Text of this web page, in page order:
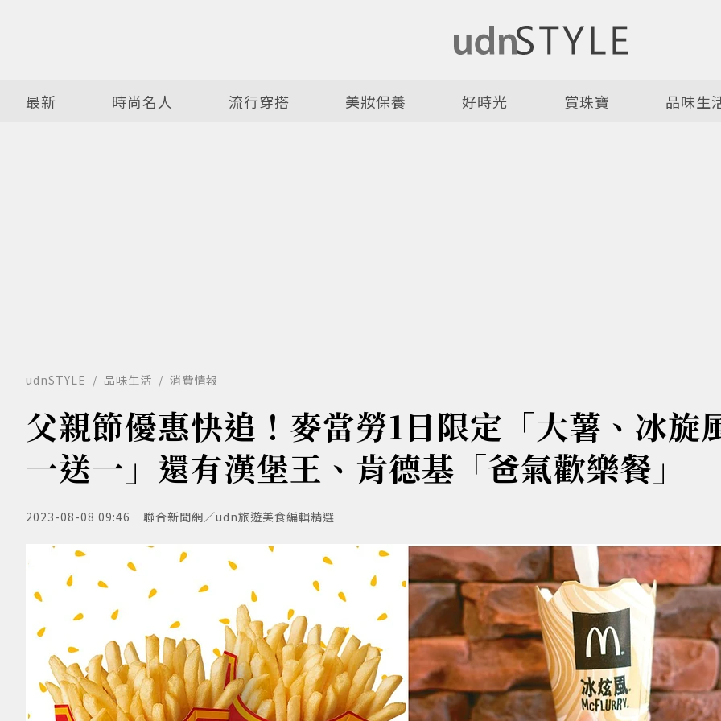
最新 時尚名人 流行穿搭 美妝保養 好時光 賞珠寶 品味生
udnSTYLE 品味生活 消費情報
父親節優惠快追！麥當勞1日限定「大薯、冰旋
一送一」還有漢堡王、肯德基「爸氣歡樂餐」
2023-08-08 09:46 聯合新聞網／udn旅遊美食編輯精選